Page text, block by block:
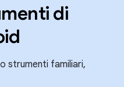
di
strumenti familiari,